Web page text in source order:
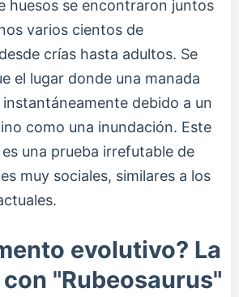
huesos se encontraron juntos
varios cientos de
crías hasta adultos. Se
el lugar donde una manada
debido a un
como una inundación. Este
una prueba irrefutable de
muy sociales, similares a los
evolutivo? La
"Rubeosaurus"